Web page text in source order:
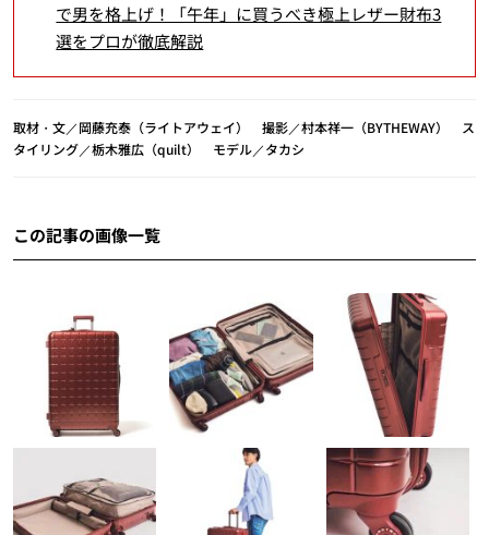
で男を格上げ！「午年」に買うべき極上レザー財布3
選をプロが徹底解説
取材・文／岡藤充泰（ライトアウェイ） 撮影／村本祥一（BYTHEWAY） ス
タイリング／栃木雅広（quilt） モデル／タカシ
この記事の画像一覧